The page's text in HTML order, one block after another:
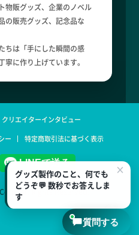
物販グッズ、企業のノベル
の販売グッズ、記念品な
ちは「手にした瞬間の感
に作り上げています。
クリエイターインタビュー
ー 特定商取引法に基づく表示
All Rights Reserved.
×
グッズ製作のこと、何でも
どうぞ💬 数秒でお答えしま
す
質問する